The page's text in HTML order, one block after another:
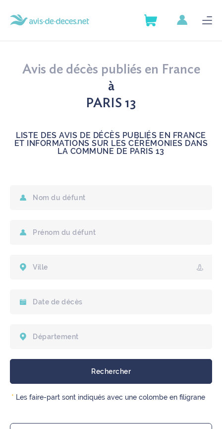
GUIDE DES DÉMARCHES
ANNUAIRE DES POMPES
FUNÈBRES
Avis de décès publiés en France
à
PARIS 13
LISTE DES AVIS DE DÉCÈS PUBLIÉS EN FRANCE
ET INFORMATIONS SUR LES CÉRÉMONIES DANS
LA COMMUNE DE PARIS 13
* Les faire-part sont indiqués avec une colombe en filigrane